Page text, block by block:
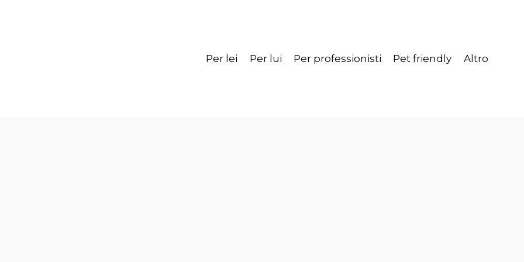
Per lei
Per lui Per professionisti Pet friendly Altro